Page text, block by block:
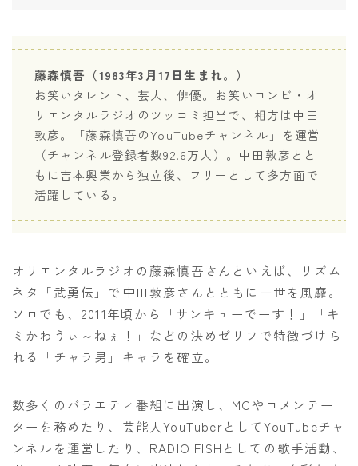
藤森慎吾（1983年3月17日生まれ。）
お笑いタレント、芸人、俳優。お笑いコンビ・オ
リエンタルラジオのツッコミ担当で、相方は中田
敦彦。「藤森慎吾のYouTubeチャンネル」を運営
（チャンネル登録者数92.6万人）。中田敦彦とと
もに吉本興業から独立後、フリーとして多方面で
活躍している。
オリエンタルラジオの藤森慎吾さんといえば、リズム
ネタ「武勇伝」で中田敦彦さんとともに一世を風靡。
ソロでも、2011年頃から「サンキューでーす！」「キ
ミかわうぃ～ねぇ！」などの決めゼリフで特徴づけら
れる「チャラ男」キャラを確立。
数多くのバラエティ番組に出演し、MCやコメンテー
ターを務めたり、芸能人YouTuberとしてYouTubeチャ
ンネルを運営したり、RADIO FISHとしての歌手活動、